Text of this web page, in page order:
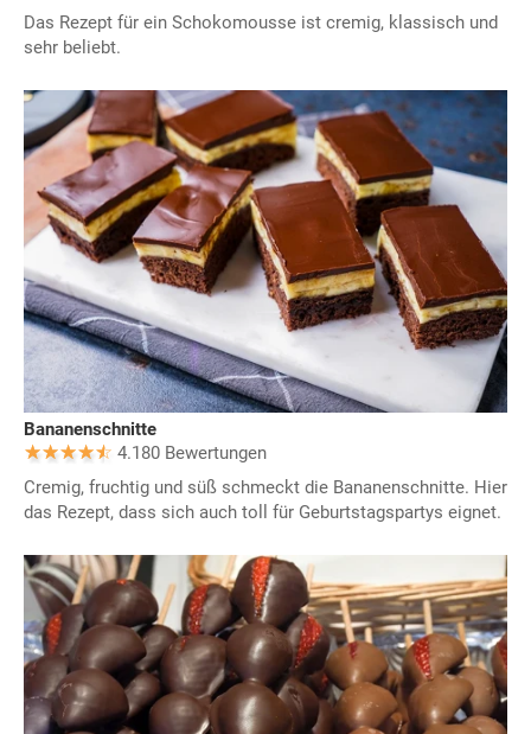
Das Rezept für ein Schokomousse ist cremig, klassisch und
sehr beliebt.
Bananenschnitte
4.180 Bewertungen
Cremig, fruchtig und süß schmeckt die Bananenschnitte. Hier
das Rezept, dass sich auch toll für Geburtstagspartys eignet.